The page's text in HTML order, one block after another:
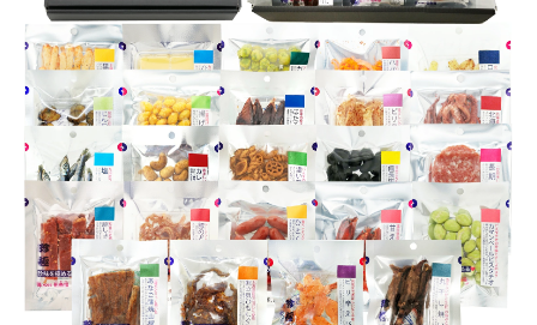
価格別
お問い合わせ
ご利用ガイド
直営店